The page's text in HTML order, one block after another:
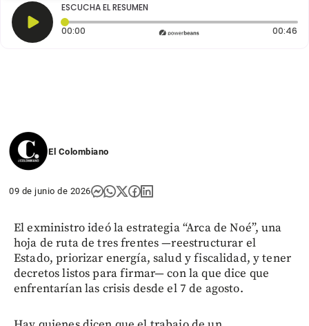
ESCUCHA EL RESUMEN
00:00 Tiempo transcurrido: 0 segundos 00:46
El Colombiano
09 de junio de 2026
El exministro ideó la estrategia “Arca de Noé”, una
hoja de ruta de tres frentes —reestructurar el
Estado, priorizar energía, salud y fiscalidad, y tener
decretos listos para firmar— con la que dice que
enfrentarían las crisis desde el 7 de agosto.